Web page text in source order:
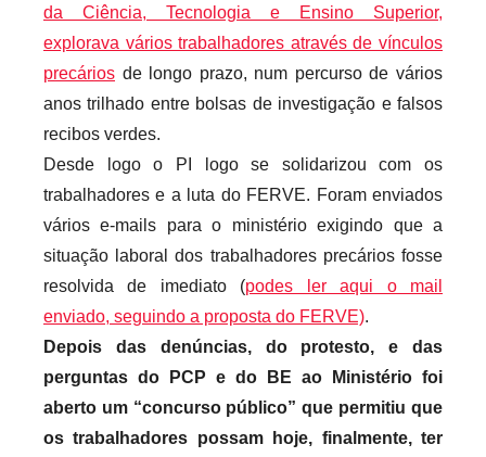
r
e
c
a
i
o
s
f
l
e
x
i
v
da Ciência, Tecnologia e Ensino Superior,
explorava vários trabalhadores através de vínculos
precários de longo prazo, num percurso de vários
anos trilhado entre bolsas de investigação e falsos
recibos verdes.
Desde logo o PI logo se solidarizou com os
trabalhadores e a luta do FERVE. Foram enviados
vários e-mails para o ministério exigindo que a
situação laboral dos trabalhadores precários fosse
resolvida de imediato (podes ler aqui o mail
enviado, seguindo a proposta do FERVE).
Depois das denúncias, do protesto, e das
perguntas do PCP e do BE ao Ministério foi
aberto um “concurso público” que permitiu que
os trabalhadores possam hoje, finalmente, ter